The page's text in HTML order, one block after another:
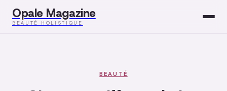
Opale Magazine
BEAUTÉ HOLISTIQUE
BEAUTÉ